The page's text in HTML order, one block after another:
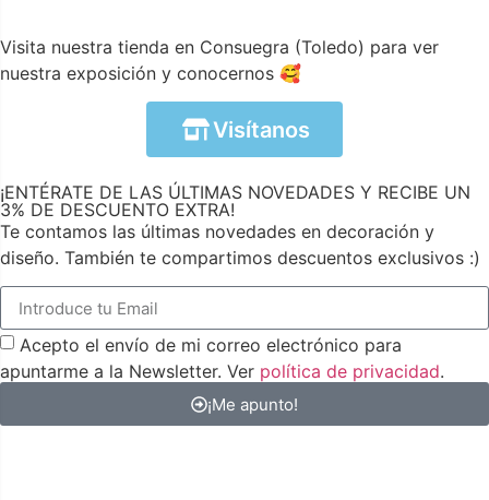
Visita nuestra tienda en Consuegra (Toledo) para ver
nuestra exposición y conocernos 🥰
Visítanos
¡ENTÉRATE DE LAS ÚLTIMAS NOVEDADES Y RECIBE UN
3% DE DESCUENTO EXTRA!
Te contamos las últimas novedades en decoración y
diseño. También te compartimos descuentos exclusivos :)
Acepto el envío de mi correo electrónico para
apuntarme a la Newsletter. Ver política de privacidad.
¡Me apunto!